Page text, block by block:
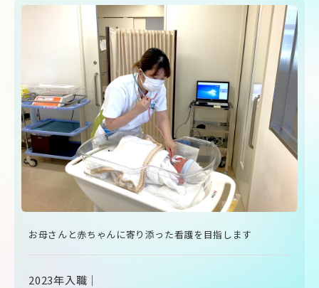
お母さんと赤ちゃんに寄り添った看護を目指します
2023年入職｜